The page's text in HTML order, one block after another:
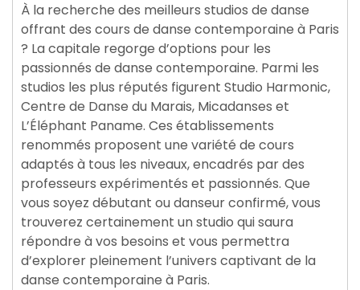
À la recherche des meilleurs studios de danse
offrant des cours de danse contemporaine à Paris
? La capitale regorge d’options pour les
passionnés de danse contemporaine. Parmi les
studios les plus réputés figurent Studio Harmonic,
Centre de Danse du Marais, Micadanses et
L’Éléphant Paname. Ces établissements
renommés proposent une variété de cours
adaptés à tous les niveaux, encadrés par des
professeurs expérimentés et passionnés. Que
vous soyez débutant ou danseur confirmé, vous
trouverez certainement un studio qui saura
répondre à vos besoins et vous permettra
d’explorer pleinement l’univers captivant de la
danse contemporaine à Paris.